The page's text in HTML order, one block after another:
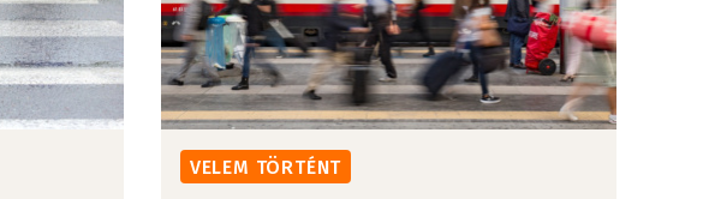
VELEM TÖRTÉNT